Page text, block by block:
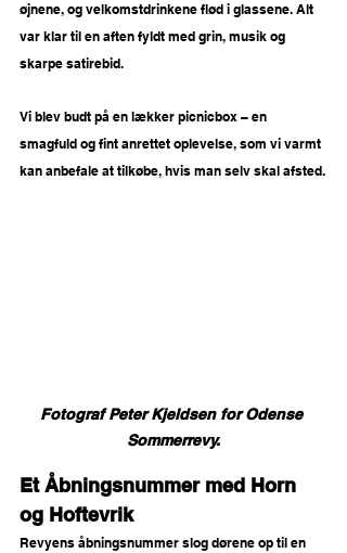
øjnene, og velkomstdrinkene flød i glassene. Alt
var klar til en aften fyldt med grin, musik og
skarpe satirebid.
Vi blev budt på en lækker picnicbox – en
smagfuld og fint anrettet oplevelse, som vi varmt
kan anbefale at tilkøbe, hvis man selv skal afsted.
Fotograf Peter Kjeldsen for Odense
Sommerrevy.
Et Åbningsnummer med Horn
og Hoftevrik
Revyens åbningsnummer slog dørene op til en